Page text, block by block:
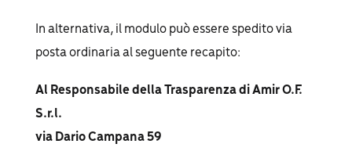
In alternativa, il modulo può essere spedito via
posta ordinaria al seguente recapito:
Al Responsabile della Trasparenza di Amir O.F.
S.r.l.
via Dario Campana 59